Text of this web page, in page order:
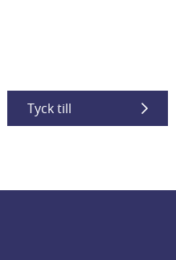
Tyck till